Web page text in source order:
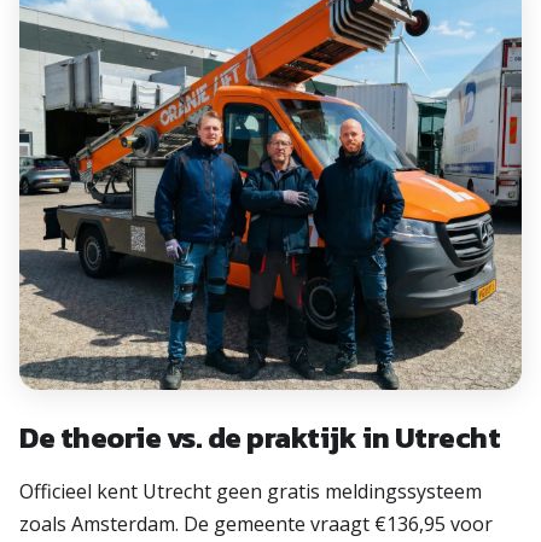
De theorie vs. de praktijk in Utrecht
Officieel kent Utrecht geen gratis meldingssysteem
zoals Amsterdam. De gemeente vraagt €136,95 voor